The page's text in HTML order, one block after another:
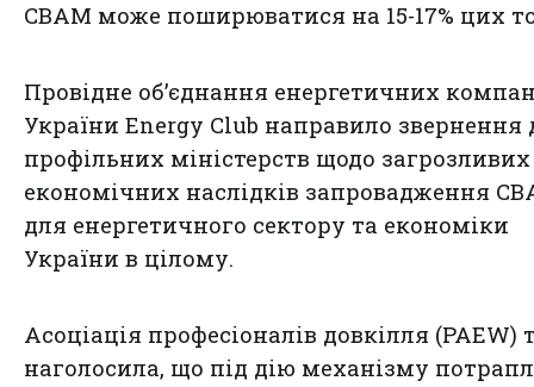
CBAM може поширюватися на 15-17% цих
Провідне об’єднання енергетичних
України Energy Club направило звернення
профільних міністерств щодо загрозливих
економічних наслідків запровадження
для енергетичного сектору та економіки
України в цілому.
Асоціація професіоналів довкілля (PAEW)
наголосила, що під дію механізму